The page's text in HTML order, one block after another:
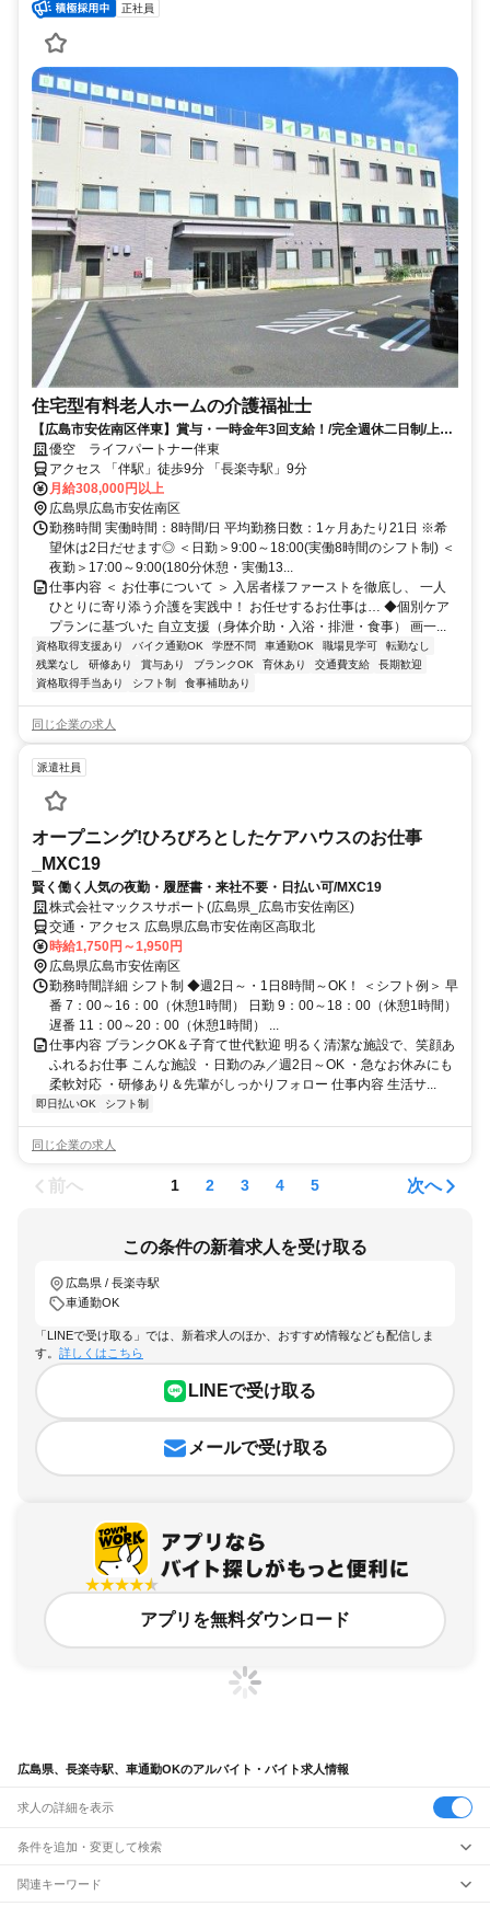
正社員
住宅型有料老人ホームの介護福祉士
【広島市安佐南区伴東】賞与・一時金年3回支給！/完全週休二日制/上場
企業グループの介護ヘルパー社員
優空 ライフパートナー伴東
アクセス 「伴駅」徒歩9分 「長楽寺駅」9分
月給308,000円以上
広島県広島市安佐南区
勤務時間 実働時間：8時間/日 平均勤務日数：1ヶ月あたり21日 ※希
望休は2日だせます◎ ＜日勤＞9:00～18:00(実働8時間のシフト制) ＜
夜勤＞17:00～9:00(180分休憩・実働13...
仕事内容 ＜ お仕事について ＞ 入居者様ファーストを徹底し、 一人
ひとりに寄り添う介護を実践中！ お任せするお仕事は… ◆個別ケア
プランに基づいた 自立支援（身体介助・入浴・排泄・食事） 画一...
資格取得支援あり バイク通勤OK 学歴不問 車通勤OK 職場見学可
転勤なし
残業なし
研修あり 賞与あり ブランクOK 育休あり 交通費支給
長期歓迎
資格取得手当あり
シフト制 食事補助あり
同じ企業の求人
派遣社員
オープニング!ひろびろとしたケアハウスのお仕事
_MXC19
賢く働く人気の夜勤・履歴書・来社不要・日払い可/MXC19
株式会社マックスサポート(広島県_広島市安佐南区)
交通・アクセス 広島県広島市安佐南区高取北
時給1,750円～1,950円
広島県広島市安佐南区
勤務時間詳細 シフト制 ◆週2日～・1日8時間～OK！ ＜シフト例＞ 早
番 7：00～16：00（休憩1時間） 日勤 9：00～18：00（休憩1時間）
遅番 11：00～20：00（休憩1時間） ...
仕事内容 ブランクOK＆子育て世代歓迎 明るく清潔な施設で、笑顔あ
ふれるお仕事 こんな施設 ・日勤のみ／週2日～OK ・急なお休みにも
柔軟対応 ・研修あり＆先輩がしっかりフォロー 仕事内容 生活サ...
即日払いOK シフト制
同じ企業の求人
前へ 1 2 3 4 5 次へ
この条件の新着求人を受け取る
広島県 / 長楽寺駅
車通勤OK
「LINEで受け取る」では、新着求人のほか、おすすめ情報なども配信しま
す。 詳しくはこちら
LINEで受け取る
メールで受け取る
アプリを無料ダウンロード
広島県、長楽寺駅、車通勤OKのアルバイト・バイト求人情報
求人の詳細を表示
条件を追加・変更して検索
市区町村を追加・変更
関連キーワード